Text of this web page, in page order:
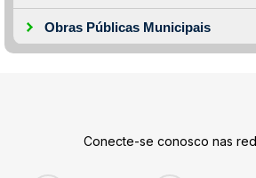
Obras Públicas Municipais
Conecte-se conosco nas